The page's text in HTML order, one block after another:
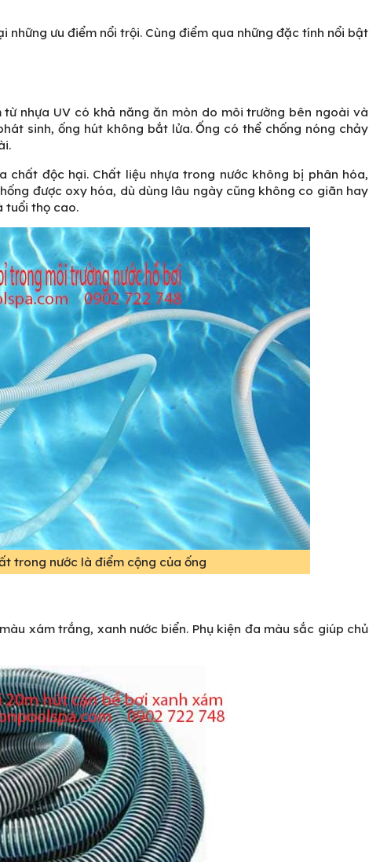
ưu điểm nổi trội. Cùng điểm qua những đặc tính nổi bật
nhựa UV có khả năng ăn mòn do môi trường bên ngoài và
sinh, ống hút không bắt lửa. Ống có thể chống nóng chảy
độc hại. Chất liệu nhựa trong nước không bị phân hóa,
được oxy hóa, dù dùng lâu ngày cũng không co giãn hay
tuổi thọ cao.
trong nước là điểm cộng của ống
xám trắng, xanh nước biển. Phụ kiện đa màu sắc giúp chủ